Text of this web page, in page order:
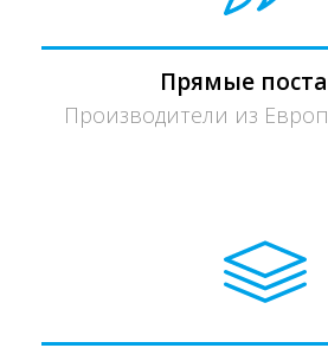
Прямые
Производители из